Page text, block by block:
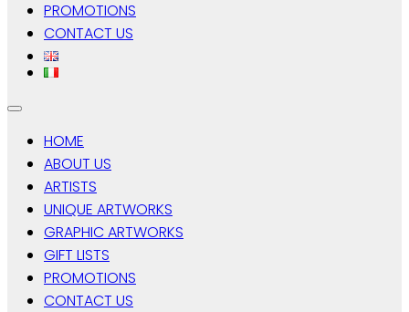
PROMOTIONS
CONTACT US
HOME
ABOUT US
ARTISTS
UNIQUE ARTWORKS
GRAPHIC ARTWORKS
GIFT LISTS
PROMOTIONS
CONTACT US